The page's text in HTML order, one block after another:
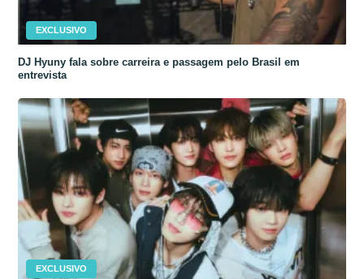
EXCLUSIVO
DJ Hyuny fala sobre carreira e passagem pelo Brasil em
entrevista
EXCLUSIVO